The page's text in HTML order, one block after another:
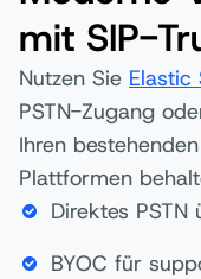
mit SIP-
Nutzen Sie Elastic
PSTN-Zugang
Ihren
Plattformen
Direktes PSTN
BYOC für